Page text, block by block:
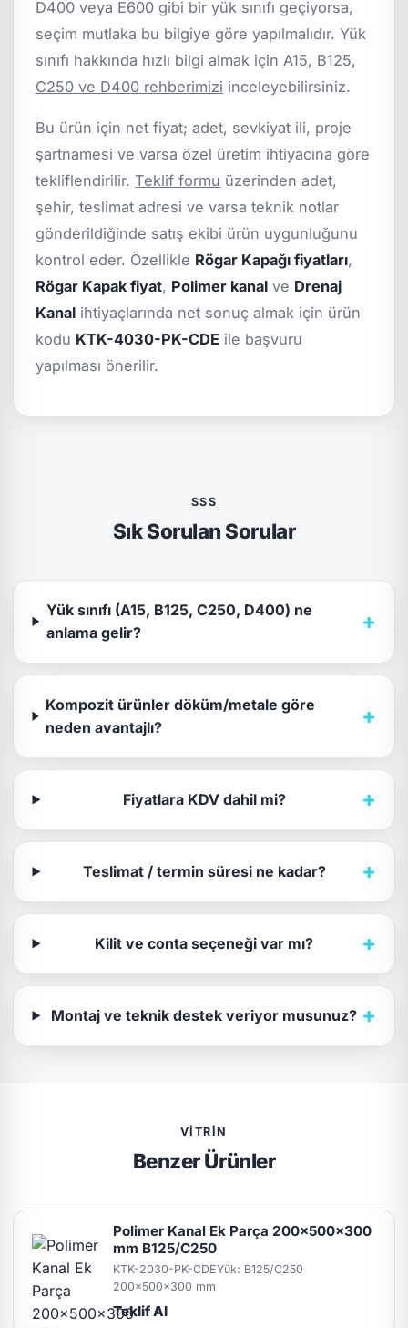
D400 veya E600 gibi bir yük sınıfı geçiyorsa,
seçim mutlaka bu bilgiye göre yapılmalıdır. Yük
sınıfı hakkında hızlı bilgi almak için A15, B125,
C250 ve D400 rehberimizi inceleyebilirsiniz.
Bu ürün için net fiyat; adet, sevkiyat ili, proje
şartnamesi ve varsa özel üretim ihtiyacına göre
tekliflendirilir.Teklif formu üzerinden adet,
şehir, teslimat adresi ve varsa teknik notlar
gönderildiğinde satış ekibi ürün uygunluğunu
kontrol eder. Özellikle Rögar Kapağı fiyatları,
Rögar Kapak fiyat, Polimer kanal ve Drenaj
Kanal ihtiyaçlarında net sonuç almak için ürün
kodu KTK-4030-PK-CDE ile başvuru
yapılması önerilir.
SSS
Sık Sorulan Sorular
Yük sınıfı (A15, B125, C250, D400) ne
anlama gelir?
+
Kompozit ürünler döküm/metale göre
neden avantajlı?
+
Fiyatlara KDV dahil mi? +
Teslimat / termin süresi ne kadar? +
Kilit ve conta seçeneği var mı? +
Montaj ve teknik destek veriyor musunuz? +
VITRIN
Benzer Ürünler
Polimer Kanal Ek Parça 200x500x300
mm B125/C250
KTK-2030-PK-CDEYük: B125/C250
200x500x300 mm
Teklif Al